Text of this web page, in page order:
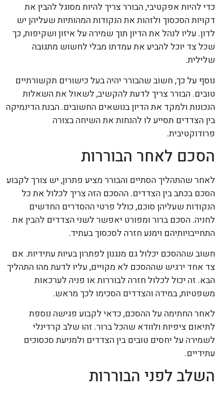
כדי להיות אפקטיבי, הבורר צריך להיות מסוגל להבין את
דקויות הסכסוך ולזהות את הנקודות המהותיות שעליהן יש
לדון. עליו לנהל את הדיון תוך שמירה על איזון ושקיפות, כך
שכל צד יוכל להביע את עמדתו מבלי לחשוש מתגובה
שלילית.
נוסף על כך, חשוב שהבורר יהיה בעל כישורים תקשורתיים
טובים. הבורר צריך לדעת להקשיב, לשאול את השאלות
הנכונות ולמקד את הדיון בנושאים החשובים. הבנת הדינמיקה
בין הצדדים תסייע לו להנחות את השיחה בצורה
פרודוקטיבית.
הסכם לאחר הבוררות
לאחר שהתהליך הסתיים והבורר מציע פתרון, יש צורך לקבוע
הסכם בכתב בין הצדדים. ההסכם הזה צריך לכלול את כל
הנקודות שעליהן סוכם, כולל פרטי ההסדרים החדשים
לחניה. הסכם ברור ומפורט יאפשר לשני הצדדים להבין את
התחייבויותיהם וימנע חזרה לסכסוך בעתיד.
חשוב שההסכם יכלול גם מנגנון לפתרון בעיות עתידיות. אם
צד אחד ירגיש שההסכם לא מקויים, עליו לדעת מהו התהליך
הבא. זה יכול לכלול חזרה לבוררות או פניה לערכאות
משפטיות, במידה והצדדים הסכימו לכך מראש.
לאחר החתימה על ההסכם, כדאי לקבוע פגישה נוספת
לתיאום ציפיות ולוודא שהכל ברור. זהו שלב קרדינלי
לשמירה על יחסים טובים בין הצדדים ולמניעת סכסוכים
עתידיים.
השלב לפני הבוררות